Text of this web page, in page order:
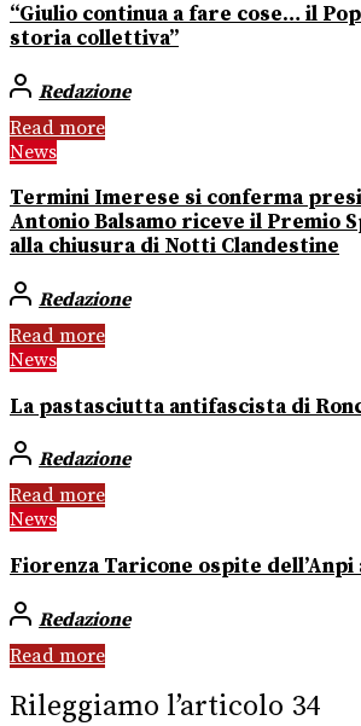
“Giulio continua a fare cose… il
storia collettiva”
Redazione
Read more
News
Termini Imerese si conferma
Antonio Balsamo riceve il Premio
alla chiusura di Notti Clandestine
Redazione
Read more
News
La pastasciutta antifascista di
Redazione
Read more
News
Fiorenza Taricone ospite dell’Anpi
Redazione
Read more
Rileggiamo l’articolo 34